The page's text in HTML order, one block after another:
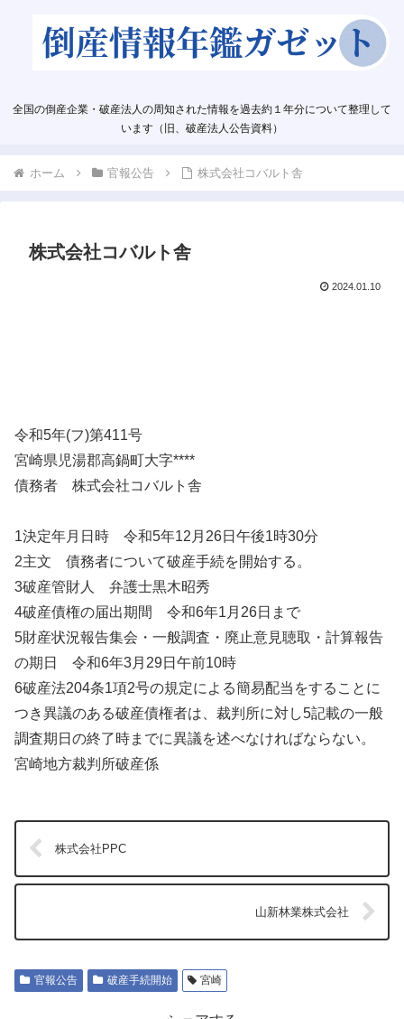
全国の倒産企業・破産法人の周知された情報を過去約１年分について整理して
います（旧、破産法人公告資料）
ホーム 官報公告 株式会社コバルト舎
株式会社コバルト舎
2024.01.10
令和5年(フ)第411号
宮崎県児湯郡高鍋町大字****
債務者 株式会社コバルト舎
1決定年月日時 令和5年12月26日午後1時30分
2主文 債務者について破産手続を開始する。
3破産管財人 弁護士黒木昭秀
4破産債権の届出期間 令和6年1月26日まで
5財産状況報告集会・一般調査・廃止意見聴取・計算報告
の期日 令和6年3月29日午前10時
6破産法204条1項2号の規定による簡易配当をすることに
つき異議のある破産債権者は、裁判所に対し5記載の一般
調査期日の終了時までに異議を述べなければならない。
宮崎地方裁判所破産係
株式会社PPC
山新林業株式会社
官報公告 破産手続開始 宮崎